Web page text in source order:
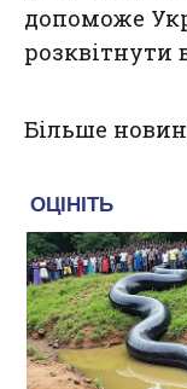
допоможе
розквітнути
Більше